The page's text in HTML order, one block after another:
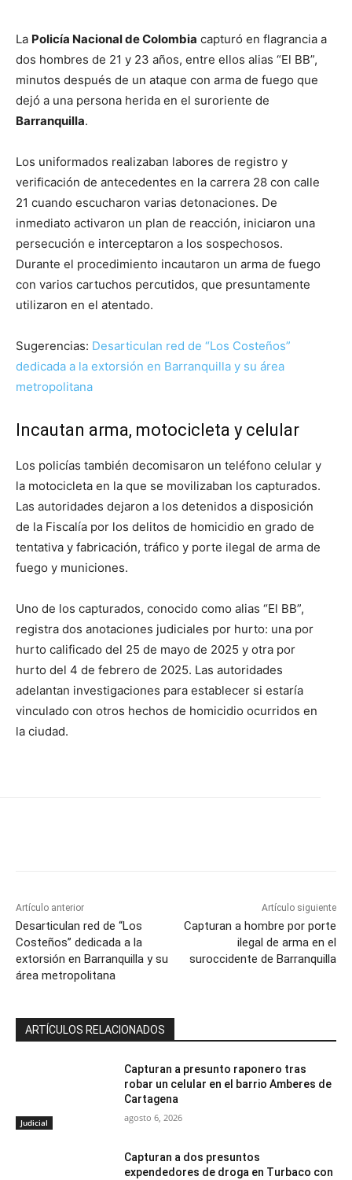
La Policía Nacional de Colombia capturó en flagrancia a
dos hombres de 21 y 23 años, entre ellos alias “El BB”,
minutos después de un ataque con arma de fuego que
dejó a una persona herida en el suroriente de
Barranquilla.
Los uniformados realizaban labores de registro y
verificación de antecedentes en la carrera 28 con calle
21 cuando escucharon varias detonaciones. De
inmediato activaron un plan de reacción, iniciaron una
persecución e interceptaron a los sospechosos.
Durante el procedimiento incautaron un arma de fuego
con varios cartuchos percutidos, que presuntamente
utilizaron en el atentado.
Sugerencias: Desarticulan red de “Los Costeños”
dedicada a la extorsión en Barranquilla y su área
metropolitana
Incautan arma, motocicleta y celular
Los policías también decomisaron un teléfono celular y
la motocicleta en la que se movilizaban los capturados.
Las autoridades dejaron a los detenidos a disposición
de la Fiscalía por los delitos de homicidio en grado de
tentativa y fabricación, tráfico y porte ilegal de arma de
fuego y municiones.
Uno de los capturados, conocido como alias “El BB”,
registra dos anotaciones judiciales por hurto: una por
hurto calificado del 25 de mayo de 2025 y otra por
hurto del 4 de febrero de 2025. Las autoridades
adelantan investigaciones para establecer si estaría
vinculado con otros hechos de homicidio ocurridos en
la ciudad.
Artículo anterior
Desarticulan red de “Los
Costeños” dedicada a la
extorsión en Barranquilla y su
área metropolitana
Artículo siguiente
Capturan a hombre por porte
ilegal de arma en el
suroccidente de Barranquilla
ARTÍCULOS RELACIONADOS
Judicial
Capturan a presunto raponero tras
robar un celular en el barrio Amberes de
Cartagena
agosto 6, 2026
Capturan a dos presuntos
expendedores de droga en Turbaco con